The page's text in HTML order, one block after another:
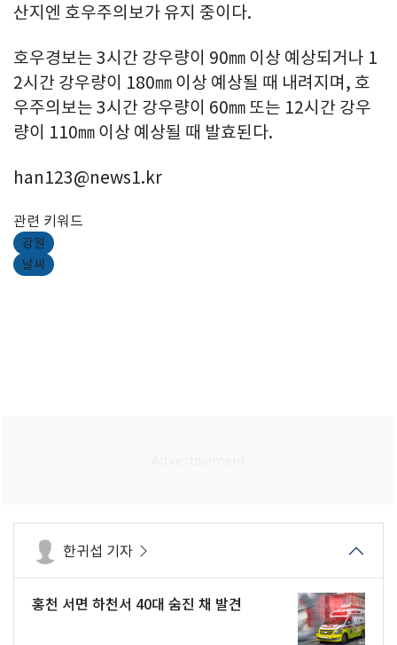
산지엔 호우주의보가 유지 중이다.
호우경보는 3시간 강우량이 90㎜ 이상 예상되거나 1
2시간 강우량이 180㎜ 이상 예상될 때 내려지며, 호
우주의보는 3시간 강우량이 60㎜ 또는 12시간 강우
량이 110㎜ 이상 예상될 때 발효된다.
han123@news1.kr
관련 키워드
강원
날씨
한귀섭 기자
홍천 서면 하천서 40대 숨진 채 발견